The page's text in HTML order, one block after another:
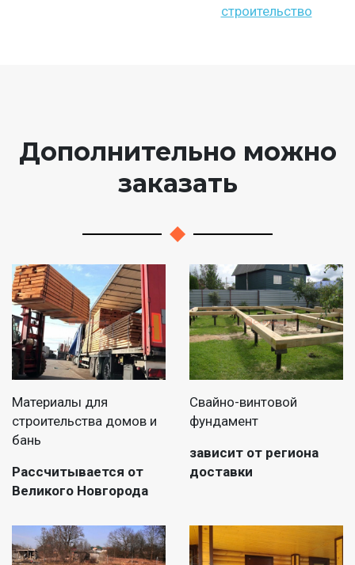
строительство
Дополнительно можно
заказать
Материалы для
строительства домов и
бань
Рассчитывается от
Великого Новгорода
Свайно-винтовой
фундамент
зависит от региона
доставки